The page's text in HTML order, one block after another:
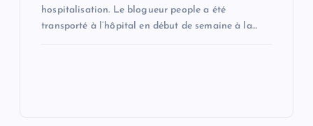
hospitalisation. Le blogueur people a été
transporté à l’hôpital en début de semaine à la…